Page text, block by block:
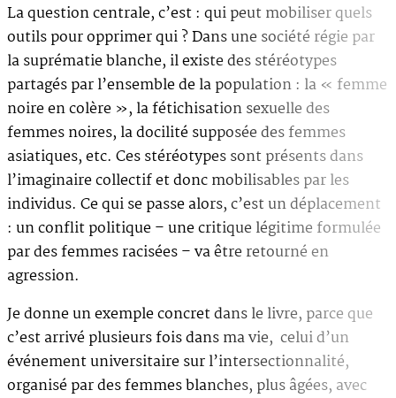
La question centrale, c’est : qui peut mobiliser quels
outils pour opprimer qui ? Dans une société régie par
la suprématie blanche, il existe des stéréotypes
partagés par l’ensemble de la population : la « femme
noire en colère », la fétichisation sexuelle des
femmes noires, la docilité supposée des femmes
asiatiques, etc. Ces stéréotypes sont présents dans
l’imaginaire collectif et donc mobilisables par les
individus. Ce qui se passe alors, c’est un déplacement
: un conflit politique – une critique légitime formulée
par des femmes racisées – va être retourné en
agression.
Je donne un exemple concret dans le livre, parce que
c’est arrivé plusieurs fois dans ma vie, celui d’un
événement universitaire sur l’intersectionnalité,
organisé par des femmes blanches, plus âgées, avec